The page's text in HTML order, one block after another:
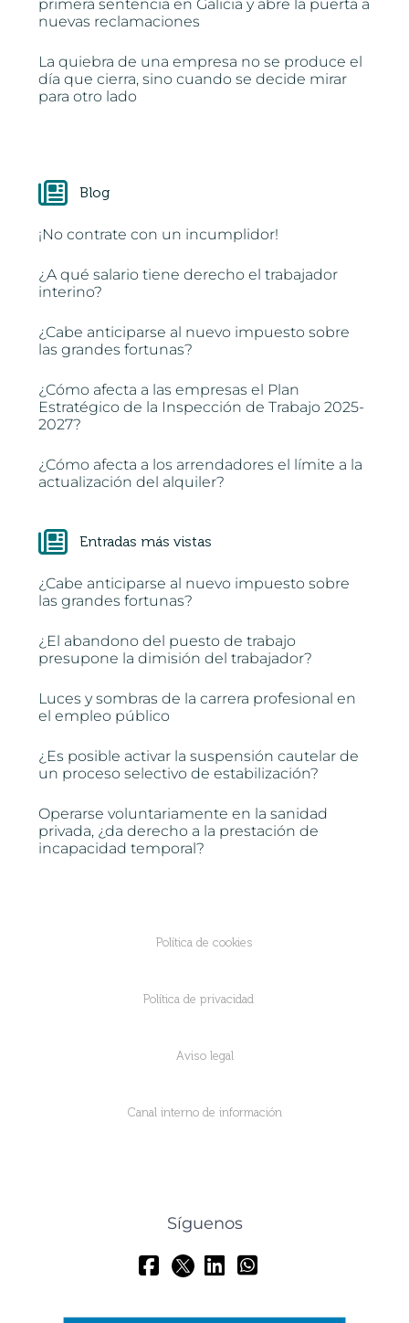
primera sentencia en Galicia y abre la puerta a
nuevas reclamaciones
La quiebra de una empresa no se produce el
día que cierra, sino cuando se decide mirar
para otro lado
Blog
¡No contrate con un incumplidor!
¿A qué salario tiene derecho el trabajador
interino?
¿Cabe anticiparse al nuevo impuesto sobre
las grandes fortunas?
¿Cómo afecta a las empresas el Plan
Estratégico de la Inspección de Trabajo 2025-
2027?
¿Cómo afecta a los arrendadores el límite a la
actualización del alquiler?
Entradas más vistas
¿Cabe anticiparse al nuevo impuesto sobre
las grandes fortunas?
¿El abandono del puesto de trabajo
presupone la dimisión del trabajador?
Luces y sombras de la carrera profesional en
el empleo público
¿Es posible activar la suspensión cautelar de
un proceso selectivo de estabilización?
Operarse voluntariamente en la sanidad
privada, ¿da derecho a la prestación de
incapacidad temporal?
Política de cookies
Política de privacidad
Aviso legal
Canal interno de información
Síguenos